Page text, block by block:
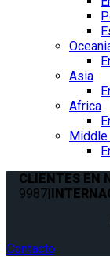
Asia
Africa
Middle
CLIENTES EN
9987|
Contacto